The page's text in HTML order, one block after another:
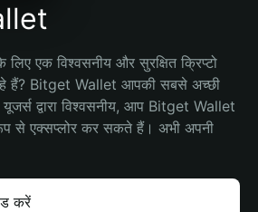
एक विश्वसनीय और सुरक्षित क्रिप्टो
हैं? Bitget Wallet आपकी सबसे अच्छी
द्वारा विश्वसनीय, आप Bitget Wallet
से एक्सप्लोर कर सकते हैं। अभी अपनी
करें